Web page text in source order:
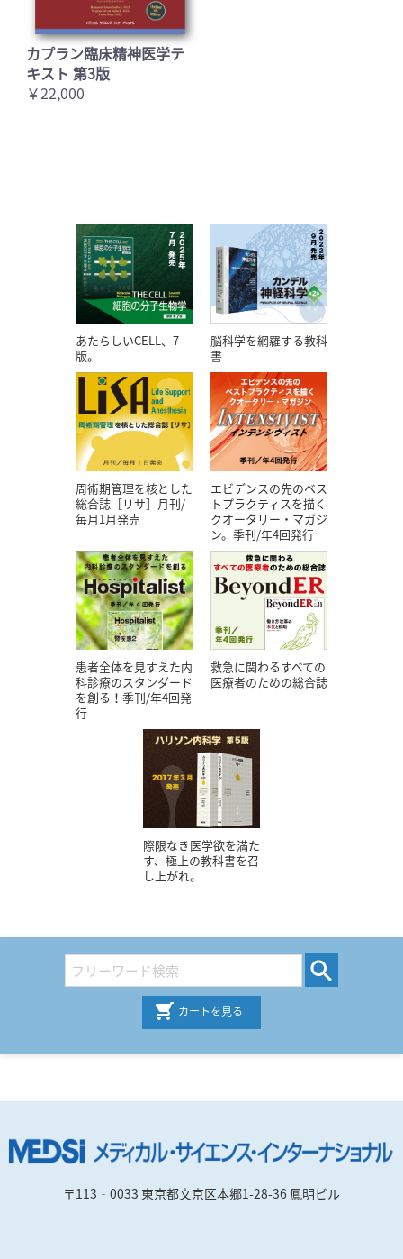
カプラン臨床精神医学テ
キスト 第3版
￥22,000
あたらしいCELL、7
版。
脳科学を網羅する教科
書
周術期管理を核とした
総合誌［リサ］月刊/
毎月1月発売
エビデンスの先のベス
トプラクティスを描く
クオータリー・マガジ
ン。季刊/年4回発行
患者全体を見すえた内
科診療のスタンダード
を創る！季刊/年4回発
行
救急に関わるすべての
医療者のための総合誌
際限なき医学欲を満た
す、極上の教科書を召
し上がれ。
カートを見る
〒113‐0033 東京都文京区本郷1-28-36 鳳明ビル